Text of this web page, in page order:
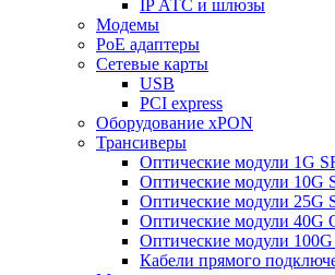
IP АТС и шлюзы
Модемы
PoE адаптеры
Сетевые карты
USB
PCI express
Оборудование xPON
Трансиверы
Оптические модули 1G
Оптические модули 10G
Оптические модули 25G
Оптические модули 40G
Оптические модули
Кабели прямого